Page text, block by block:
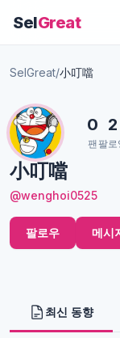
SelGreat
SelGreat/小叮噹
小叮噹
@wenghoi0525
0
팬
2
팔로
팔로우 메시
최신 동향